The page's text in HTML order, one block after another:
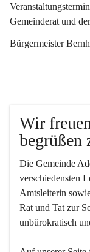
Gemeinderat und
Bürgermeister
Wir
begrüßen
Die Gemeinde
verschiedensten
Amtsleiterin
Rat und Tat zur
unbürokratisch